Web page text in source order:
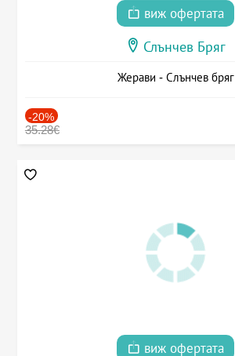
виж офертата
Слънчев Бряг
Жерави - Слънчев бряг
-20%
35.28€
виж офертата